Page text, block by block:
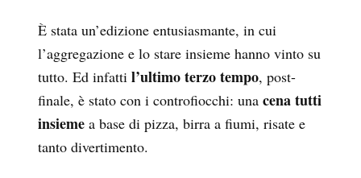
È stata un’edizione entusiasmante, in cui
l’aggregazione e lo stare insieme hanno vinto su
tutto. Ed infatti l’ultimo terzo tempo, post-
finale, è stato con i controfiocchi: una cena tutti
insieme a base di pizza, birra a fiumi, risate e
tanto divertimento.